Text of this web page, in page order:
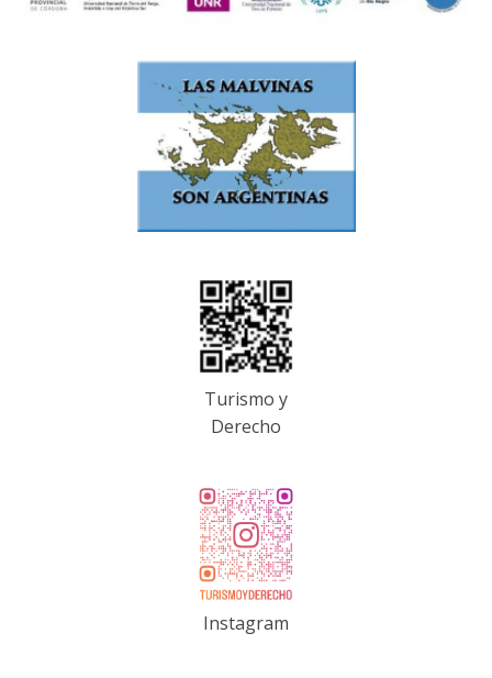
Turismo y
Derecho
Instagram